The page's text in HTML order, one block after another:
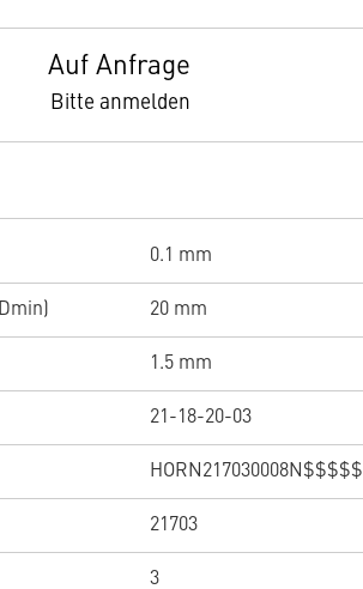
Auf Anfrage
Bitte anmelden
0.1 mm
20 mm
1.5 mm
21-18-20-03
HORN217030008N$$$$$
21703
3